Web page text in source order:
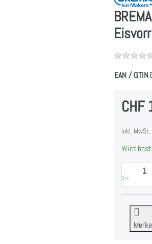
EAN / GTIN
CHF
inkl. MwSt.
Wird
Stk.